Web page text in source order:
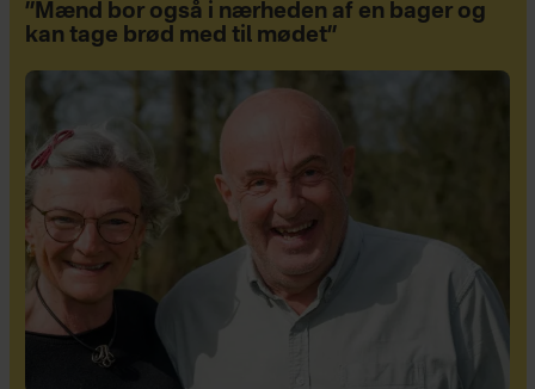
”Mænd bor også i nærheden af en bager og
kan tage brød med til mødet”